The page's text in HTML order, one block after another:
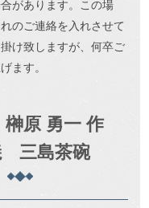
があります。この場
のご連絡を入れさせて
け致しますが、何卒ご
ます。
原 勇一 作
三島茶碗